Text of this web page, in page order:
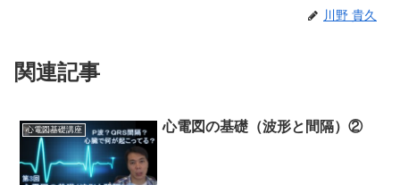
川野 貴久
関連記事
心電図基礎講座 心電図の基礎（波形と間隔）②